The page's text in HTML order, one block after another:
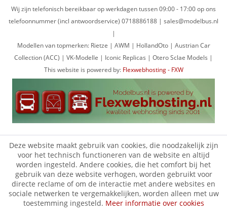
Wij zijn telefonisch bereikbaar op werkdagen tussen 09:00 - 17:00 op ons
telefoonnummer (incl antwoordservice) 0718886188 | sales@modelbus.nl
|
Modellen van topmerken: Rietze | AWM | HollandOto | Austrian Car
Collection (ACC) | VK-Modelle | Iconic Replicas | Otero Sclae Models |
This website is powered by: Flexwebhosting - FXW
Deze website maakt gebruik van cookies, die noodzakelijk zijn
voor het technisch functioneren van de website en altijd
worden ingesteld. Andere cookies, die het comfort bij het
gebruik van deze website verhogen, worden gebruikt voor
directe reclame of om de interactie met andere websites en
sociale netwerken te vergemakkelijken, worden alleen met uw
toestemming ingesteld. Meer informatie over cookies